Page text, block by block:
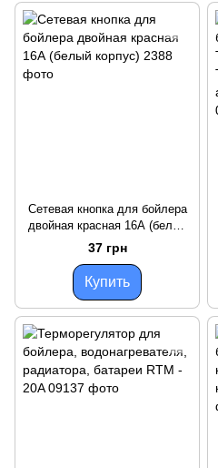
Сетевая кнопка для бойлера
двойная красная 16А (белый
корпус)
37 грн
Купить